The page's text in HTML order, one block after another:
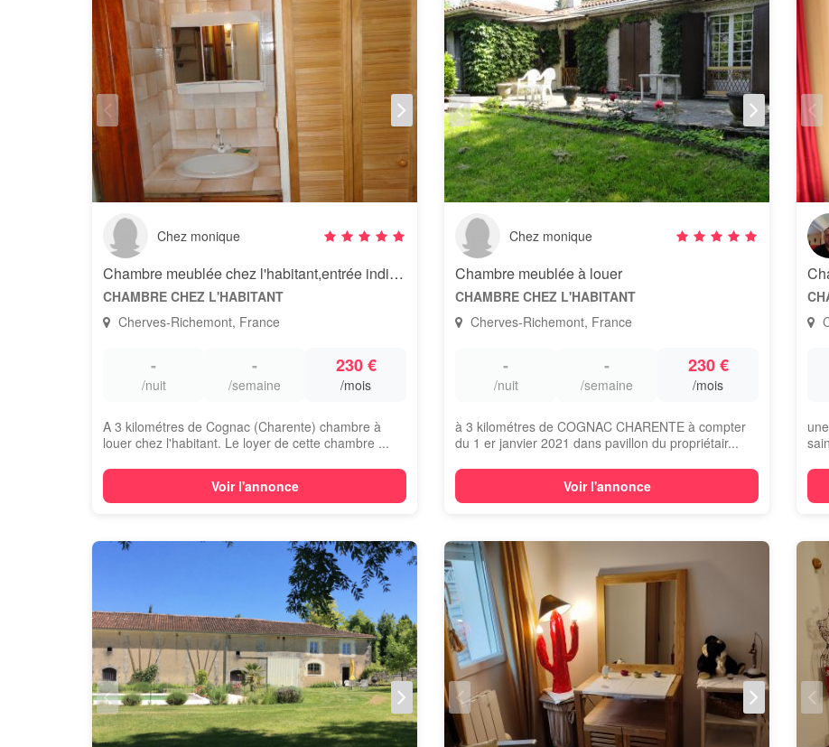
Chez monique
Chambre meublée chez l'habitant,entrée individuelle
CHAMBRE CHEZ L'HABITANT
Cherves-Richemont, France
-
/nuit
-
/semaine
230 €
/mois
A 3 kilométres de Cognac (Charente) chambre à
louer chez l'habitant. Le loyer de cette chambre ...
Voir l'annonce
Chez monique
Chambre meublée à louer
CHAMBRE CHEZ L'HABITANT
Cherves-Richemont, France
-
/nuit
-
/semaine
230 €
/mois
à 3 kilométres de COGNAC CHARENTE à compter
du 1 er janvier 2021 dans pavillon du propriétair...
Voir l'annonce